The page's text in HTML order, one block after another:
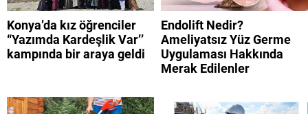
Konya’da kız öğrenciler
“Yazımda Kardeşlik Var’’
kampında bir araya geldi
Endolift Nedir?
Ameliyatsız Yüz Germe
Uygulaması Hakkında
Merak Edilenler